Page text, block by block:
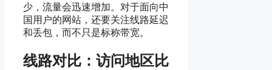
少，流量会迅速增加。对于面向中
国用户的网站，还要关注线路延迟
和丢包，而不只是标称带宽。
线路对比：访问地区比